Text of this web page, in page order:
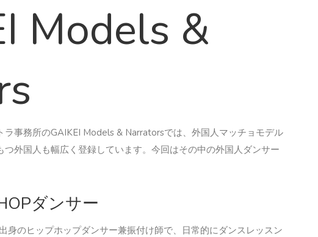
Models &
事務所のGAIKEI Models & Narratorsでは、外国人マッチョモデル
外国人も幅広く登録しています。今回はその中の外国人ダンサー
ダンサー
身のヒップホップダンサー兼振付け師で、日常的にダンスレッスン